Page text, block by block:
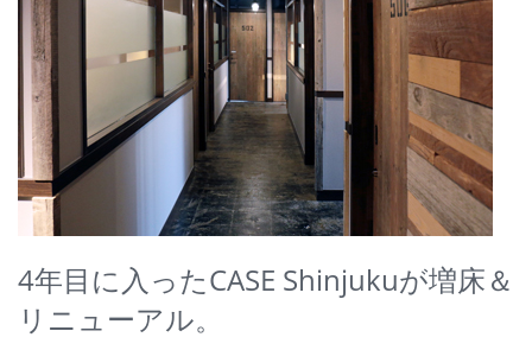
4年目に入ったCASE Shinjukuが増床＆
リニューアル。